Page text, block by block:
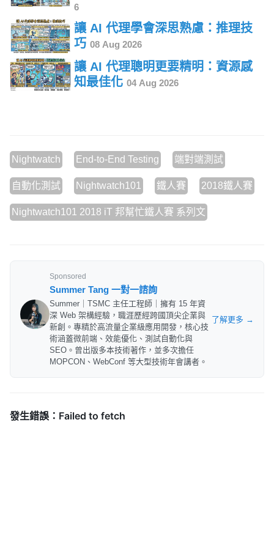
6
讓 AI 代理學會深思熟慮：推理技
巧 08 Aug 2026
讓 AI 代理聰明更要精明：資源感
知最佳化 04 Aug 2026
Nightwatch End-to-End Testing 端對端測試
自動化測試 Nightwatch101 鐵人賽 2018鐵人賽
Nightwatch101 2018 iT 邦幫忙鐵人賽 系列文
Sponsored
Summer Tang 一對一諮詢
Summer｜TSMC 主任工程師｜擁有 15 年資
深 Web 架構經驗，職涯歷經跨國頂尖企業與
新創。專精於高流量企業級應用開發，核心技
術涵蓋微前端、效能優化、測試自動化與
SEO。曾出版多本技術著作，並多次擔任
MOPCON、WebConf 等大型技術年會講者。
了解更多 →